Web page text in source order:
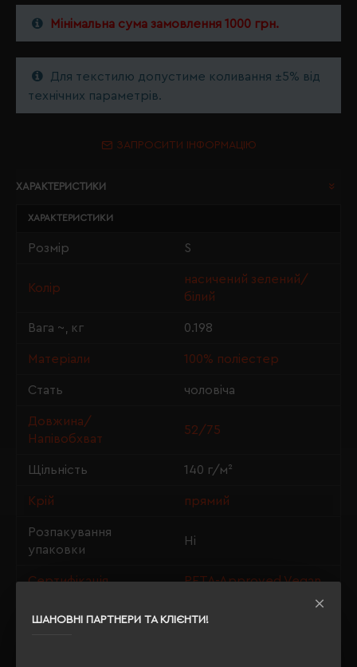
ШАНОВНІ ПАРТНЕРИ ТА КЛІЄНТИ!
Мінімальна сума замовлення 1000 грн.
Для текстилю допустиме коливання ±5% від
технічних параметрів.
ЗАПРОСИТИ ІНФОРМАЦІЮ
ХАРАКТЕРИСТИКИ
ХАРАКТЕРИСТИКИ
Розмір S
Колір
насичений зелений/
білий
Вага ~, кг 0.198
Матеріали 100% поліестер
Стать чоловіча
Довжина/
Напівобхват
52/75
Щільність 140 г/м²
Крій прямий
Розпакування
упаковки
Ні
Сертифікація PETA-Approved Vegan